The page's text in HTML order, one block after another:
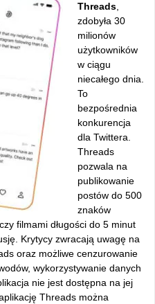
Threads
zdobyła 30
milionów
użytkowników
w ciągu
niecałego dnia.
To
bezpośrednia
konkurencja
dla Twittera.
Threads
pozwala na
publikowanie
postów do 500
znaków
filmami długości do 5 minut
Krytycy zwracają uwagę na
oraz możliwe cenzurowanie
wykorzystywanie danych
nie jest dostępna na jej
Threads można